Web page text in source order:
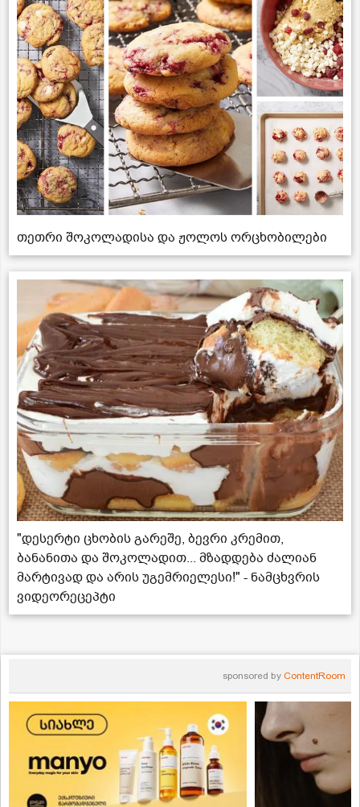
თეთრი შოკოლადისა და ჟოლოს ორცხობილები
"დესერტი ცხობის გარეშე, ბევრი კრემით,
ბანანითა და შოკოლადით... მზადდება ძალიან
მარტივად და არის უგემრიელესი!" - ნამცხვრის
ვიდეორეცეპტი
sponsored by ContentRoom